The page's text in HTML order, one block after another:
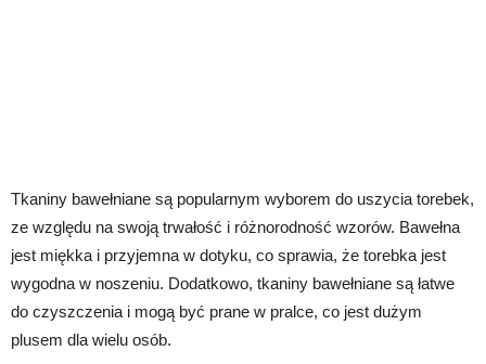
Tkaniny bawełniane są popularnym wyborem do uszycia torebek,
ze względu na swoją trwałość i różnorodność wzorów. Bawełna
jest miękka i przyjemna w dotyku, co sprawia, że torebka jest
wygodna w noszeniu. Dodatkowo, tkaniny bawełniane są łatwe
do czyszczenia i mogą być prane w pralce, co jest dużym
plusem dla wielu osób.